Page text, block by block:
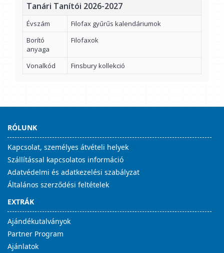
Tanári Tanítói 2026-2027
Évszám
Filofax gyűrűs kalendáriumok
Borító
anyaga
Filofaxok
Vonalkód Finsbury kollekció
RÓLUNK
Kapcsolat, személyes átvételi helyek
Szállítással kapcsolatos információ
Adatvédelmi és adatkezelési szabályzat
Általános szerződési feltételek
EXTRÁK
Ajándékutalványok
Partner Program
Ajánlatok